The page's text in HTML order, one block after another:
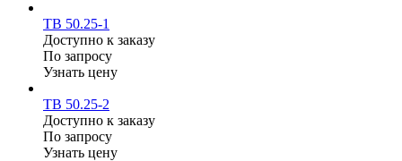
ТВ 50.25-1
Доступно к заказу
По запросу
Узнать цену
ТВ 50.25-2
Доступно к заказу
По запросу
Узнать цену